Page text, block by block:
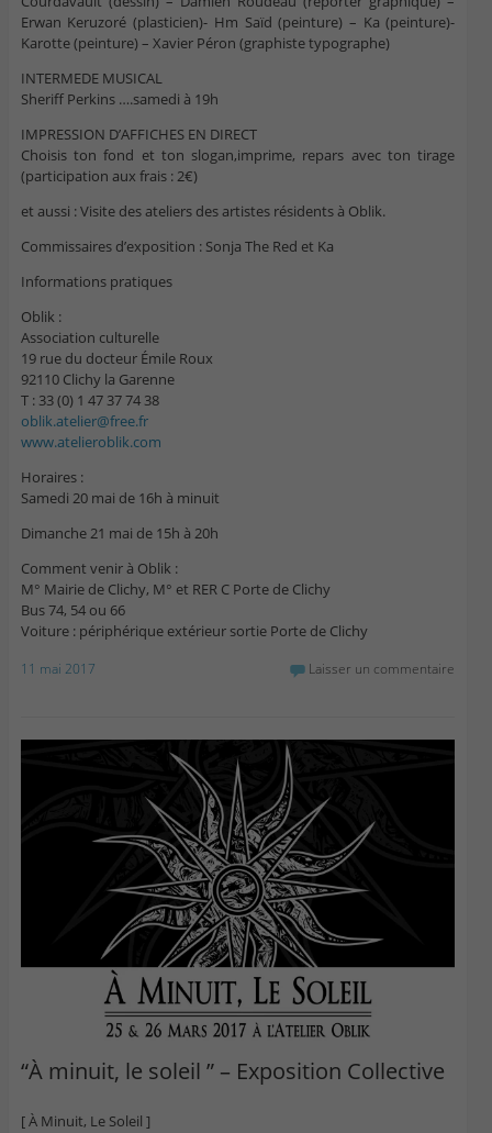
Erwan Keruzoré (plasticien)- Hm Saïd (peinture) – Ka (peinture)-
Karotte (peinture) – Xavier Péron (graphiste typographe)
INTERMEDE MUSICAL
Sheriff Perkins ….samedi à 19h
IMPRESSION D’AFFICHES EN DIRECT
Choisis ton fond et ton slogan,imprime, repars avec ton tirage
(participation aux frais : 2€)
et aussi : Visite des ateliers des artistes résidents à Oblik.
Commissaires d’exposition : Sonja The Red et Ka
Informations pratiques
Oblik :
Association culturelle
19 rue du docteur Émile Roux
92110 Clichy la Garenne
T : 33 (0) 1 47 37 74 38
oblik.atelier@free.fr
www.atelieroblik.com
Horaires :
Samedi 20 mai de 16h à minuit
Dimanche 21 mai de 15h à 20h
Comment venir à Oblik :
M° Mairie de Clichy, M° et RER C Porte de Clichy
Bus 74, 54 ou 66
Voiture : périphérique extérieur sortie Porte de Clichy
11 mai 2017 Laisser un commentaire
“À minuit, le soleil ” – Exposition Collective
[ À Minuit, Le Soleil ]